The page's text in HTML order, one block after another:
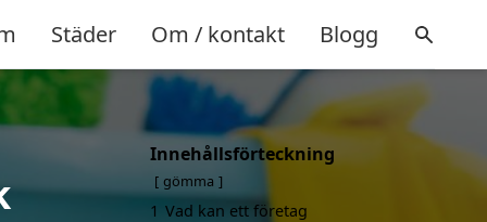
Städer Om / kontakt Blogg
Innehållsförteckning
gömma
1 Vad kan ett företag